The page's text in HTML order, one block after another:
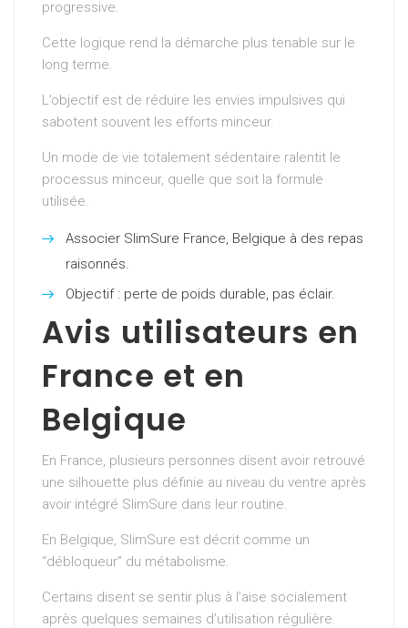
progressive.
Cette logique rend la démarche plus tenable sur le
long terme.
L’objectif est de réduire les envies impulsives qui
sabotent souvent les efforts minceur.
Un mode de vie totalement sédentaire ralentit le
processus minceur, quelle que soit la formule
utilisée.
Associer SlimSure France, Belgique à des repas
raisonnés.
Objectif : perte de poids durable, pas éclair.
Avis utilisateurs en
France et en
Belgique
En France, plusieurs personnes disent avoir retrouvé
une silhouette plus définie au niveau du ventre après
avoir intégré SlimSure dans leur routine.
En Belgique, SlimSure est décrit comme un
“débloqueur” du métabolisme.
Certains disent se sentir plus à l’aise socialement
après quelques semaines d’utilisation régulière.